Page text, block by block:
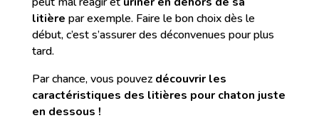
litière par exemple. Faire le bon choix dès le
début, c’est s’assurer des déconvenues pour plus
tard.
Par chance, vous pouvez découvrir les
caractéristiques des litières pour chaton juste
en dessous !